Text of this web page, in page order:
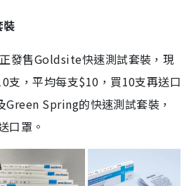
發售Goldsite快速測試套裝，現
支，平均每支$10，買10支再送口
Green Spring的快速測試套裝，
口罩。